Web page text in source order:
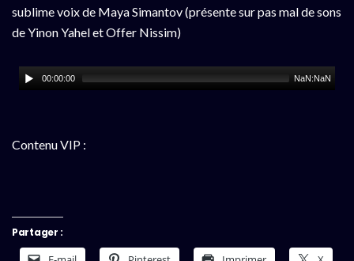
sublime voix de Maya Simantov (présente sur pas mal de sons
de Yinon Yahel et Offer Nissim)
00:00:00 NaN:NaN
Contenu VIP :
Partager :